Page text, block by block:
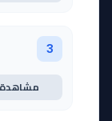
3
مشاهدة